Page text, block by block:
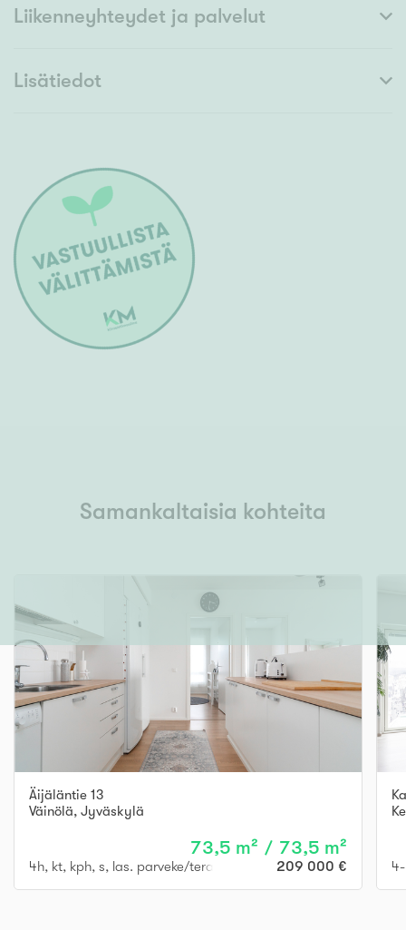
Liikenneyhteydet ja palvelut
Lisätiedot
Samankaltaisia kohteita
Äijäläntie 13
Väinölä, Jyväskylä
73,5 m² / 73,5 m²
4h, kt, kph, s, las. parveke/terassi 209 000 €